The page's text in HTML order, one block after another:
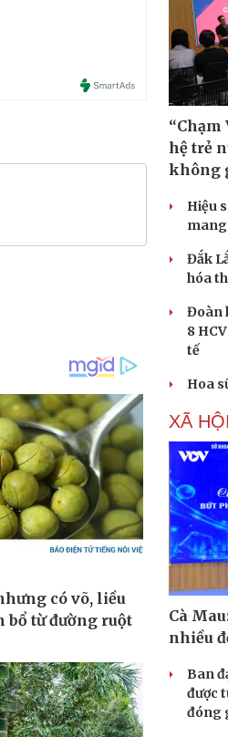
“Chạm
hệ trẻ
không
Hiệu
Đắk
hóa
Đoàn
8
tế
Hoa
XÃ HỘI
Cà
nhiều
Ban
được
đóng